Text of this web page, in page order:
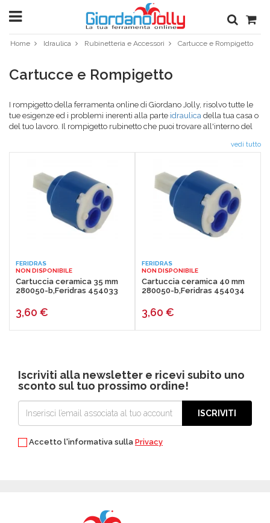
Home Idraulica Rubinetteria e Accessori Cartucce e Rompigetto
Cartucce e Rompigetto
I rompigetto della ferramenta online di Giordano Jolly, risolvo tutte le
tue esigenze ed i problemi inerenti alla parte idraulica della tua casa o
del tuo lavoro. Il rompigetto rubinetto che puoi trovare all'interno del
miscelatori presenti sul mercato, di elevatissima qualità, materiali non
rompigetto per rubinetti di Giordano Jolly è così facile da installare che
potrà farlo anche chi non fa l'idraulico di mestiere! All'interno dello
store, inoltre, potrai trovare un set di vari pezzi maschio e femmina che
ti permetterà di avere convenienza e qualità in un unico kit. Dai
un'occhiata al negozio online di Giordano Jolly, ogni prodotto è stato
scelto in base alle esigenze della clientela. Scopri le nostre offerte su
qualsiasi categoria dello shop: edilizia, agricoltura giardinaggio,
vedi tutto
FERIDRAS
NON DISPONIBILE
Cartuccia ceramica 35 mm
280050-b,Feridras 454033
3,60 €
FERIDRAS
NON DISPONIBILE
Cartuccia ceramica 40 mm
280050-b,Feridras 454034
3,60 €
Iscriviti alla newsletter e ricevi subito uno
sconto sul tuo prossimo ordine!
ISCRIVITI
Accetto l'informativa sulla Privacy